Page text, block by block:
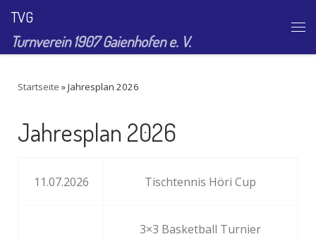
Zum Inhalt springen
TVG
Turnverein 1907 Gaienhofen e. V.
Startseite »Jahresplan 2026
Jahresplan 2026
11.07.2026 Tischtennis Höri Cup
3×3 Basketball Turnier